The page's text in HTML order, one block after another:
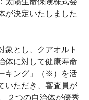
が決定いたしました
とし、クアオルト
体に対して健康寿命
キング」（※）を活
いただき、審査員が
２つの自治体が優秀